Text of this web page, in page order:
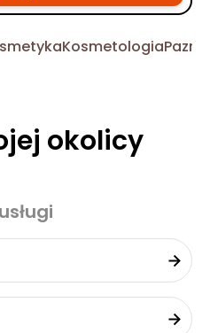
Kosmetologia
okolicy